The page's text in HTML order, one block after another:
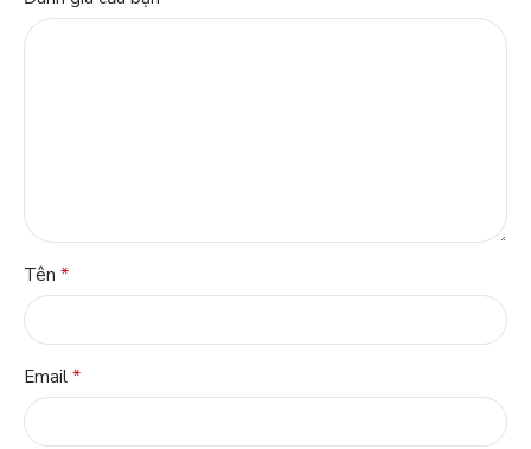
Tên *
Email *